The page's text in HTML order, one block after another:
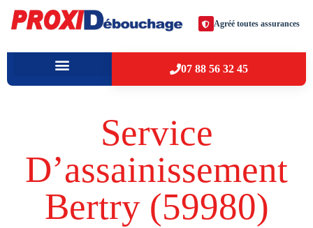
Agréé toutes assurances
07 88 56 32 45
Service
D’assainissement
Bertry (59980​)